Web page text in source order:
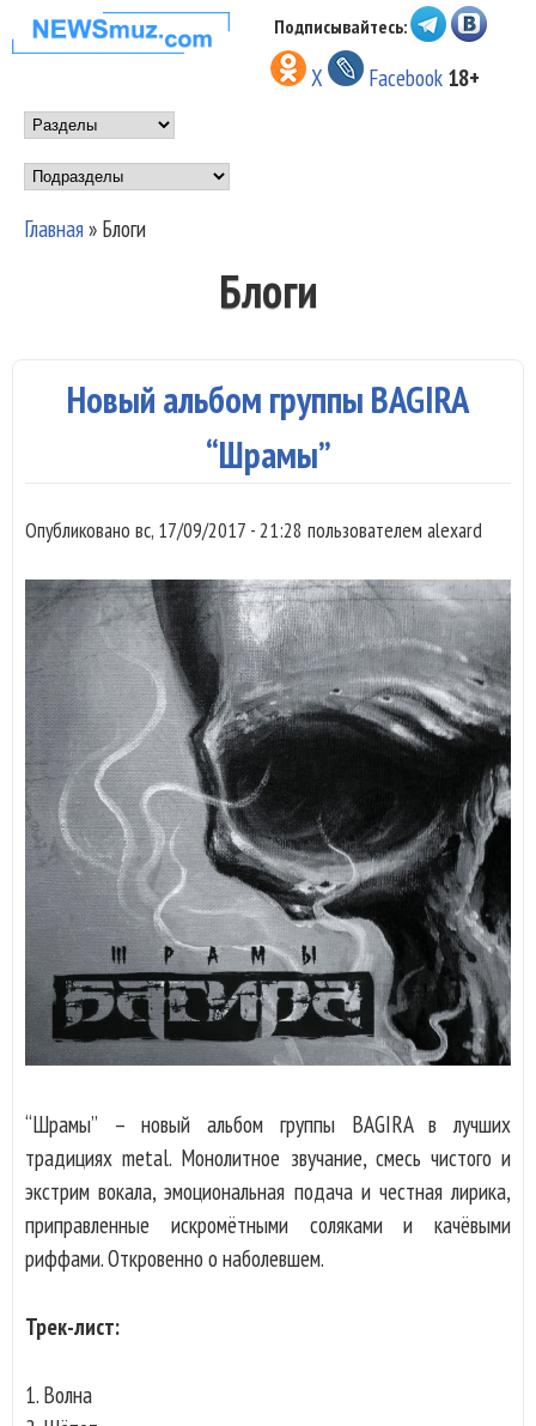
Перейти к основному
содержанию
НОВОСТИ
МУЗЫКИ И
ШОУ БИЗНЕСА
NEWSMUZ.COM
Подписывайтесь:
X Facebook 18+
Main menu
Подразделы
Главная» Блоги
Блоги
Новый альбом группы BAGIRA
“Шрамы”
Опубликовано вс, 17/09/2017 - 21:28 пользователем alexard
“Шрамы” – новый альбом группы BAGIRA в лучших
традициях metal. Монолитное звучание, смесь чистого и
экстрим вокала, эмоциональная подача и честная лирика,
приправленные искромётными соляками и качёвыми
риффами. Откровенно о наболевшем.
Трек-лист:
1. Волна